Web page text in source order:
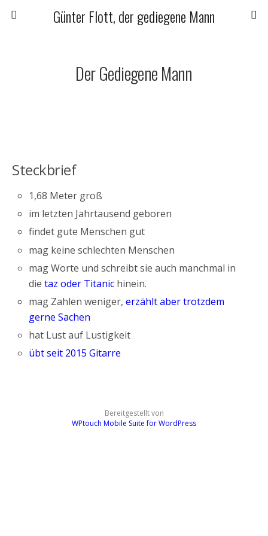
Günter Flott, der gediegene Mann
Der Gediegene Mann
Steckbrief
1,68 Meter groß
im letzten Jahrtausend geboren
findet gute Menschen gut
mag keine schlechten Menschen
mag Worte und schreibt sie auch manchmal in
dietaz oder Titanic hinein.
mag Zahlen weniger,erzählt aber trotzdem
gerne Sachen
hat Lust auf Lustigkeit
übt seit 2015 Gitarre
Bereitgestellt von
WPtouch Mobile Suite for WordPress